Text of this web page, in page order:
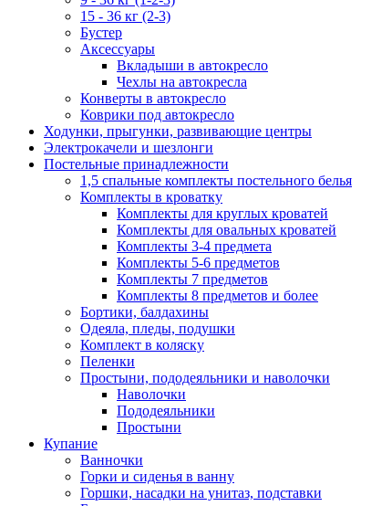
15 - 36 кг (2-3)
Бустер
Аксессуары
Вкладыши в автокресло
Чехлы на автокресла
Конверты в автокресло
Коврики под автокресло
Ходунки, прыгунки, развивающие центры
Электрокачели и шезлонги
Постельные принадлежности
1,5 спальные комплекты постельного белья
Комплекты в кроватку
Комплекты для круглых кроватей
Комплекты для овальных кроватей
Комплекты 3-4 предмета
Комплекты 5-6 предметов
Комплекты 7 предметов
Комплекты 8 предметов и более
Бортики, балдахины
Одеяла, пледы, подушки
Комплект в коляску
Пеленки
Простыни, пододеяльники и наволочки
Наволочки
Пододеяльники
Простыни
Купание
Ванночки
Горки и сиденья в ванну
Горшки, насадки на унитаз, подставки